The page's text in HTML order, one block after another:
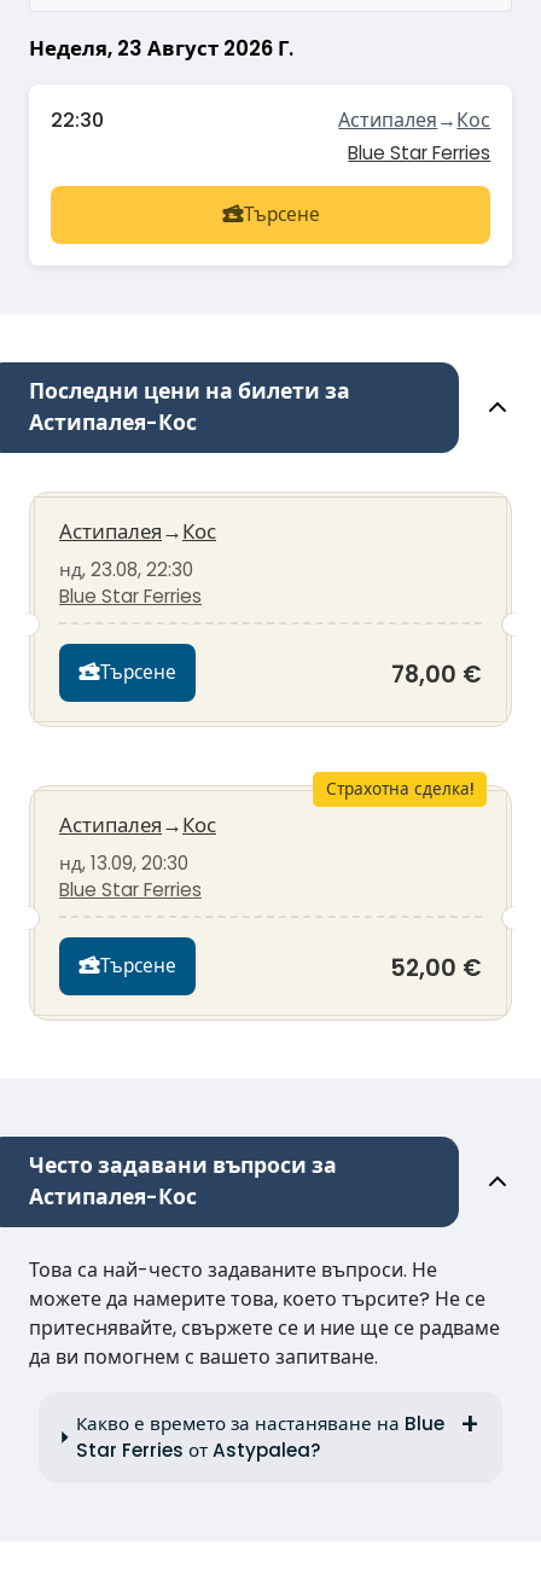
Неделя, 23 Август 2026 Г.
22:30 Астипалея→Кос
Blue Star Ferries
Търсене
Последни цени на билети за
Астипалея-Кос
Астипалея→Кос
нд, 23.08, 22:30
Blue Star Ferries
Търсене 78,00 €
Страхотна сделка!
Астипалея→Кос
нд, 13.09, 20:30
Blue Star Ferries
Търсене 52,00 €
Често задавани въпроси за
Астипалея-Кос
Това са най-често задаваните въпроси. Не
можете да намерите това, което търсите? Не се
притеснявайте, свържете се и ние ще се радваме
да ви помогнем с вашето запитване.
Какво е времето за настаняване на Blue
Star Ferries от Astypalea?